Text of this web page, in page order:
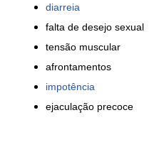
diarreia
falta de desejo sexual
tensão muscular
afrontamentos
impotência
ejaculação precoce